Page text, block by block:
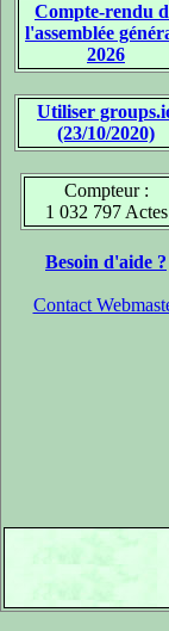
Compte-rendu
l'assemblée
2026
Utiliser
(23/10/2020)
Compteur :
1 032 797 Actes
Besoin d'aide ?
Contact